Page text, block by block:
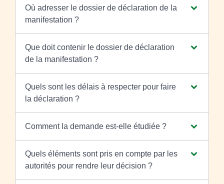
Où adresser le dossier de déclaration de la
manifestation ?
Que doit contenir le dossier de déclaration
de la manifestation ?
Quels sont les délais à respecter pour faire
la déclaration ?
Comment la demande est-elle étudiée ?
Quels éléments sont pris en compte par les
autorités pour rendre leur décision ?